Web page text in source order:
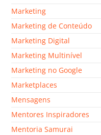
Marketing
Marketing de Conteúdo
Marketing Digital
Marketing Multinível
Marketing no Google
Marketplaces
Mensagens
Mentores Inspiradores
Mentoria Samurai